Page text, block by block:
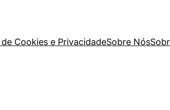
Cookies e PrivacidadeSobre Nós